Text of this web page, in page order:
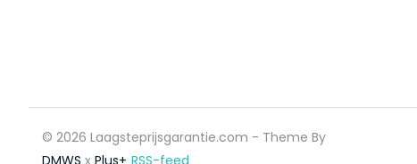
© 2026 Laagsteprijsgarantie.com - Theme By